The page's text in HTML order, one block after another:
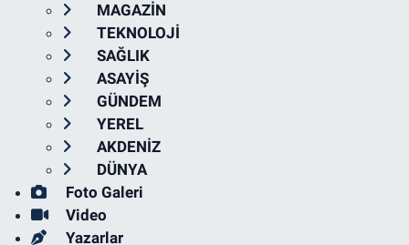
MAGAZİN
TEKNOLOJİ
SAĞLIK
ASAYİŞ
GÜNDEM
YEREL
AKDENİZ
DÜNYA
Foto Galeri
Video
Yazarlar